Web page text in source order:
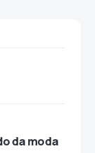
da moda